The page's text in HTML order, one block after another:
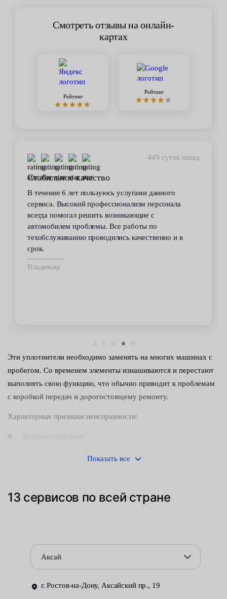
Смотреть отзывы на онлайн-
картах
Рейтинг
Рейтинг
449 суток назад
Стабильное качество
В течение 6 лет пользуюсь услугами данного
сервиса. Высокий профессионализм персонала
всегда помогал решить возникающие с
автомобилем проблемы. Все работы по
техобслуживанию проводились качественно и в
срок.
Владимир
Эти уплотнители необходимо заменять на многих машинах с
пробегом. Со временем элементы изнашиваются и перестают
выполнять свою функцию, что обычно приводит к проблемам
с коробкой передач и дорогостоящему ремонту.
Характерные признаки неисправности:
течь трансмиссионного масла.
иные поломки. Поэтому при возникновении сомнений, сразу
обращайтесь к специалистам для диагностики авто.
низкое качество самих запчастей. Сальники устанавливаются
на все коробки передач — их количество зависит от типа
масла. Таким образом, они отвечают за срок службы агрегата.
Показать все
13 сервисов по всей стране
Аксай
г. Ростов-на-Дону, Аксайский пр., 19